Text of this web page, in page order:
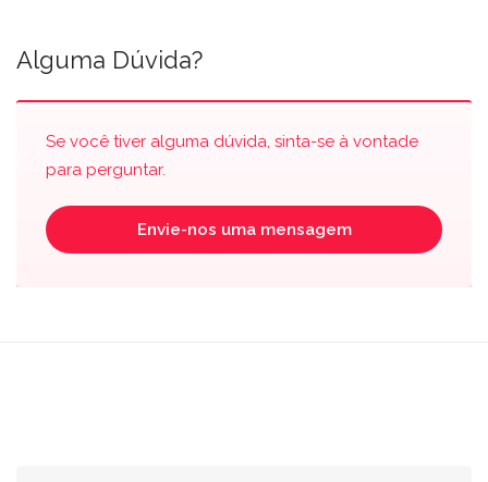
Alguma Dúvida?
Se você tiver alguma dúvida, sinta-se à vontade
para perguntar.
Envie-nos uma mensagem